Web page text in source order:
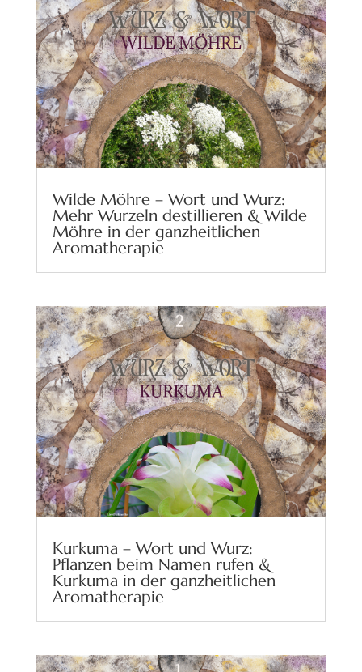
Wilde Möhre – Wort und Wurz:
Mehr Wurzeln destillieren & Wilde
Möhre in der ganzheitlichen
Aromatherapie
Kurkuma – Wort und Wurz:
Pflanzen beim Namen rufen &
Kurkuma in der ganzheitlichen
Aromatherapie